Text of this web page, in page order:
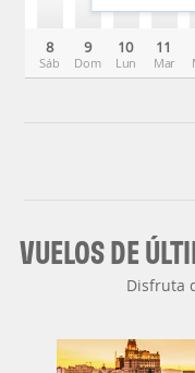
8
Sáb
9
Dom
10
Lun
11
Mar
VUELOS DE
Disfruta